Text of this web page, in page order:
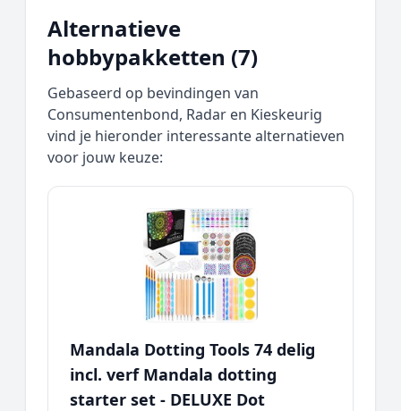
Alternatieve
hobbypakketten (7)
Gebaseerd op bevindingen van
Consumentenbond, Radar en Kieskeurig
vind je hieronder interessante alternatieven
voor jouw keuze:
Mandala Dotting Tools 74 delig
incl. verf Mandala dotting
starter set - DELUXE Dot